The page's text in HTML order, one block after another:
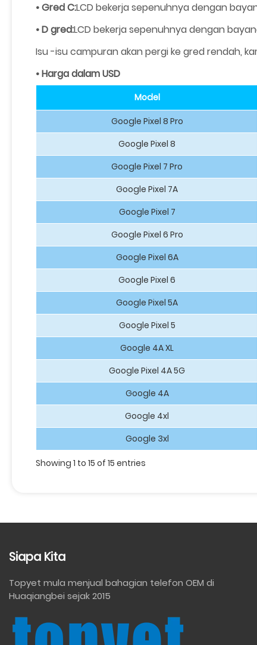
• Gred C:LCD bekerja sepenuhnya dengan
• D gred:LCD bekerja sepenuhnya dengan
Isu -isu campuran akan pergi ke gred rendah,
• Harga dalam USD
Model
Google Pixel 8 Pro
Google Pixel 8
Google Pixel 7 Pro
Google Pixel 7A
Google Pixel 7
Google Pixel 6 Pro
Google Pixel 6A
Google Pixel 6
Google Pixel 5A
Google Pixel 5
Google 4A XL
Google Pixel 4A 5G
Google 4A
Google 4xl
Google 3xl
Showing 1 to 15 of 15 entries
Siapa Kita
Topyet mula menjual bahagian telefon OEM di
Huaqiangbei sejak 2015